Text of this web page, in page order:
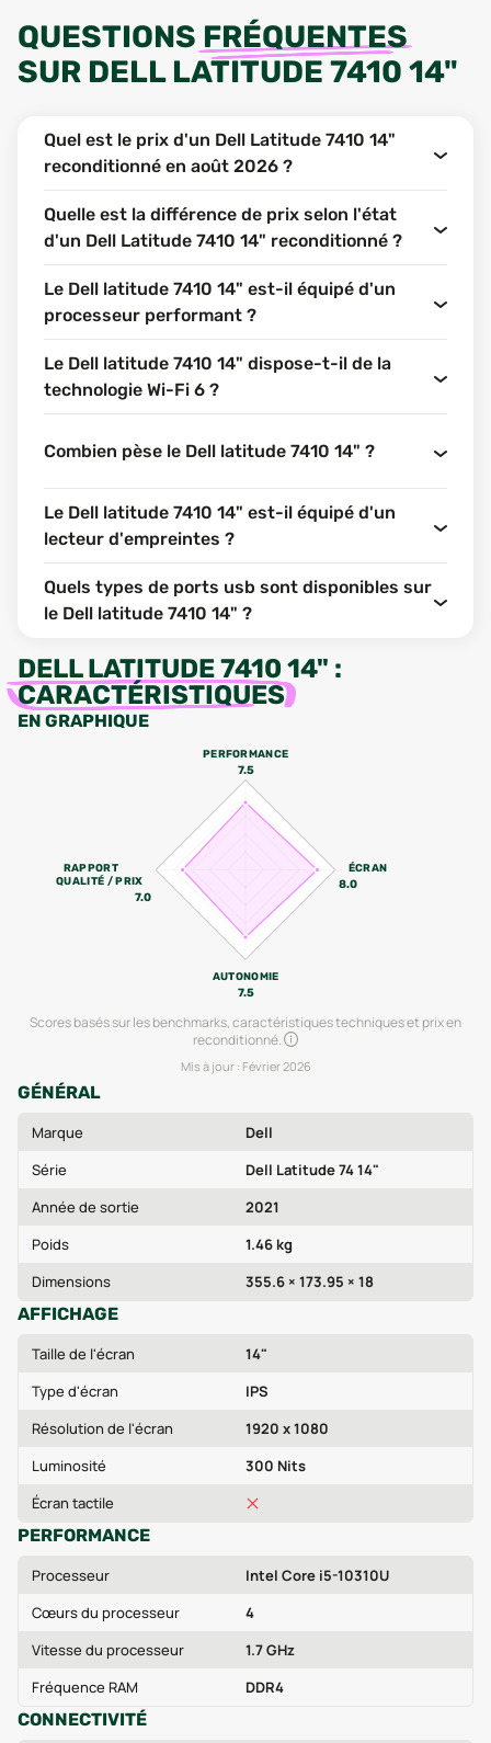
QUESTIONS FRÉQUENTES
SUR DELL LATITUDE 7410 14"
Quel est le prix d'un Dell Latitude 7410 14"
reconditionné en août 2026 ?
Quelle est la différence de prix selon l'état
d'un Dell Latitude 7410 14" reconditionné ?
Le Dell latitude 7410 14" est-il équipé d'un
processeur performant ?
Le Dell latitude 7410 14" dispose-t-il de la
technologie Wi-Fi 6 ?
Combien pèse le Dell latitude 7410 14" ?
Le Dell latitude 7410 14" est-il équipé d'un
lecteur d'empreintes ?
Quels types de ports usb sont disponibles sur
le Dell latitude 7410 14" ?
DELL LATITUDE 7410 14" :
CARACTÉRISTIQUES
EN GRAPHIQUE
PERFORMANCE
7.5
ÉCRAN
8.0
AUTONOMIE
7.5
RAPPORT
QUALITÉ / PRIX
7.0
Scores basés sur les benchmarks, caractéristiques techniques et prix en
reconditionné.
Mis à jour : Février 2026
GÉNÉRAL
Marque
Dell
Série
Dell Latitude 74 14"
Année de sortie
2021
Poids
1.46 kg
Dimensions
355.6 × 173.95 × 18
AFFICHAGE
Taille de l'écran
14"
Type d'écran
IPS
Résolution de l'écran
1920 x 1080
Luminosité
300 Nits
Écran tactile
PERFORMANCE
Processeur
Intel Core i5-10310U
Cœurs du processeur
4
Vitesse du processeur
1.7 GHz
Fréquence RAM
DDR4
CONNECTIVITÉ